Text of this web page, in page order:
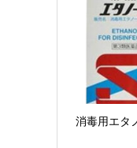
消毒用エタ